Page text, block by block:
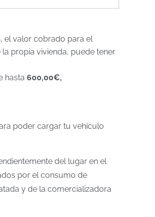
el valor cobrado para el
propia vivienda, puede tener
hasta 600,00€,
poder cargar tu vehículo
del lugar en el
por el consumo de
y de la comercializadora